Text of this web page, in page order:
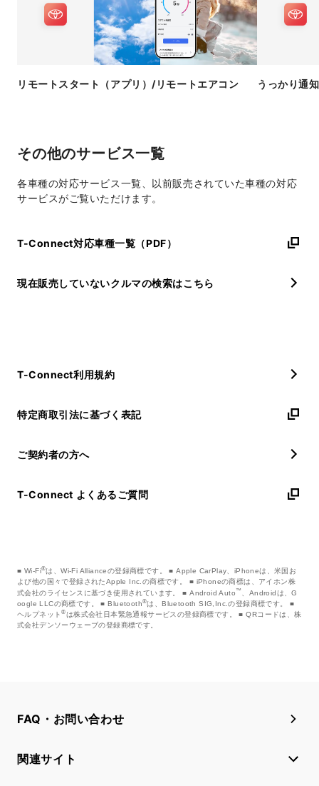
リモートスタート​（アプリ）​/リモートエアコン うっかり通知
その他のサービス一覧
各車種の対応サービス一覧、以前販売されていた車種の対応
サービスがご覧いただけます。
T-Connect対応車種一覧（PDF）
現在販売していないクルマの検索はこちら
T-Connect利用規約
特定商取引法に基づく表記
ご契約者の方へ
T-Connect よくあるご質問
Wi-Fi®は、Wi-Fi Allianceの登録商標です。
Apple CarPlay、iPhoneは、米国お
よび他の国々で登録されたApple Inc.の商標です。
iPhoneの商標は、アイホン株
式会社のライセンスに基づき使用されています。
Android Auto ™
、Androidは、G
oogle LLCの商標です。
Bluetooth®は、Bluetooth SIG,Inc.の登録商標です。
ヘルプネット®は株式会社日本緊急通報サービスの登録商標です。
QRコードは、株
式会社デンソーウェーブの登録商標です。
FAQ・お問い合わせ
関連サイト